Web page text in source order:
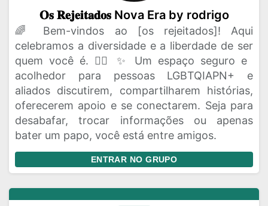
𝐎𝐬 𝐑𝐞𝐣𝐞𝐢𝐭𝐚𝐝𝐨𝐬 Nova Era by rodrigo
🌈 Bem-vindos ao [os rejeitados]! Aqui
celebramos a diversidade e a liberdade de ser
quem você é. 🏳️‍🌈 ✨ Um espaço seguro e
acolhedor para pessoas LGBTQIAPN+ e
aliados discutirem, compartilharem histórias,
oferecerem apoio e se conectarem. Seja para
desabafar, trocar informações ou apenas
bater um papo, você está entre amigos.
ENTRAR NO GRUPO